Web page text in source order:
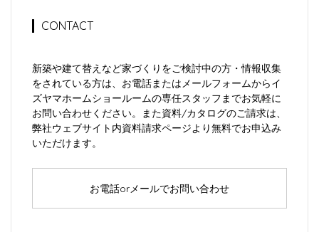
CONTACT
新築や建て替えなど家づくりをご検討中の方・情報収集
をされている方は、お電話またはメールフォームからイ
ズヤマホームショールームの専任スタッフまでお気軽に
お問い合わせください。また資料/カタログのご請求は、
弊社ウェブサイト内資料請求ページより無料でお申込み
いただけます。
お電話orメールでお問い合わせ